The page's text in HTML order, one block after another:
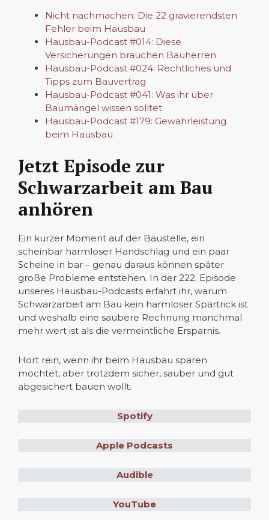
Nicht nachmachen: Die 22 gravierendsten
Fehler beim Hausbau
Hausbau-Podcast #014: Diese
Versicherungen brauchen Bauherren
Hausbau-Podcast #024: Rechtliches und
Tipps zum Bauvertrag
Hausbau-Podcast #041: Was ihr über
Baumängel wissen solltet
Hausbau-Podcast #179: Gewährleistung
beim Hausbau
Jetzt Episode zur
Schwarzarbeit am Bau
anhören
Ein kurzer Moment auf der Baustelle, ein
scheinbar harmloser Handschlag und ein paar
Scheine in bar – genau daraus können später
große Probleme entstehen. In der 222. Episode
unseres Hausbau-Podcasts erfahrt ihr, warum
Schwarzarbeit am Bau kein harmloser Spartrick ist
und weshalb eine saubere Rechnung manchmal
mehr wert ist als die vermeintliche Ersparnis.
Hört rein, wenn ihr beim Hausbau sparen
möchtet, aber trotzdem sicher, sauber und gut
abgesichert bauen wollt.
Spotify
Apple Podcasts
Audible
YouTube